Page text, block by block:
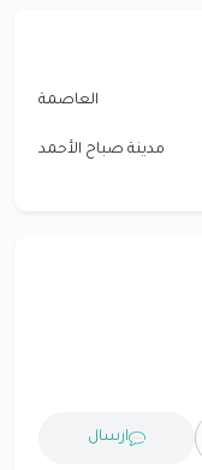
العاصمة
مدينة صباح الأحمد
ارسال